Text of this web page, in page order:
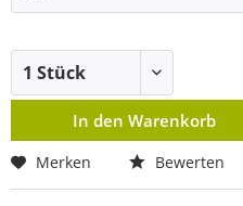
In den Warenkorb
Merken Bewerten